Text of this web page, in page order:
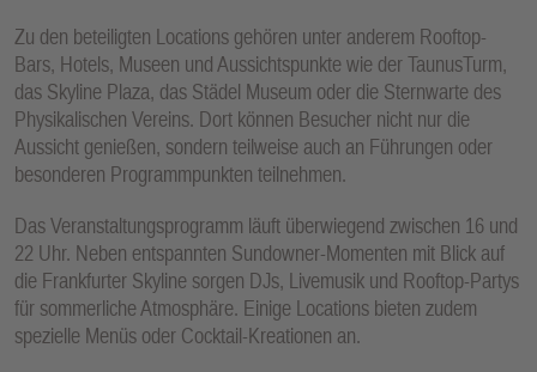
Zu den beteiligten Locations gehören unter anderem Rooftop-
Bars, Hotels, Museen und Aussichtspunkte wie der TaunusTurm,
das Skyline Plaza, das Städel Museum oder die Sternwarte des
Physikalischen Vereins. Dort können Besucher nicht nur die
Aussicht genießen, sondern teilweise auch an Führungen oder
besonderen Programmpunkten teilnehmen.
Das Veranstaltungsprogramm läuft überwiegend zwischen 16 und
22 Uhr. Neben entspannten Sundowner-Momenten mit Blick auf
die Frankfurter Skyline sorgen DJs, Livemusik und Rooftop-Partys
für sommerliche Atmosphäre. Einige Locations bieten zudem
spezielle Menüs oder Cocktail-Kreationen an.